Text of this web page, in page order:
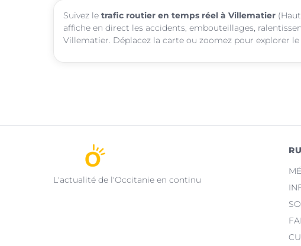
Suivez le trafic routier en temps réel à Villematier
affiche en direct les accidents, embouteillages,
Villematier. Déplacez la carte ou zoomez pour explorer le
L'actualité de l'Occitanie en continu